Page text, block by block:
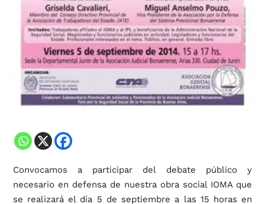
Convocamos a participar del debate público y
necesario en defensa de nuestra obra social IOMA que
se realizará el día 5 de septiembre a las 15 horas en